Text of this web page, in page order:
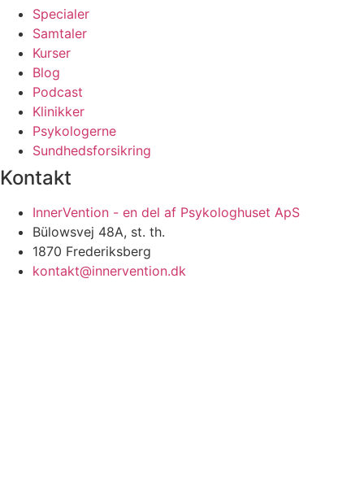
Specialer
Samtaler
Kurser
Blog
Podcast
Klinikker
Psykologerne
Sundhedsforsikring
Kontakt
InnerVention - en del af Psykologhuset ApS
Bülowsvej 48A, st. th.
1870 Frederiksberg
kontakt@innervention.dk